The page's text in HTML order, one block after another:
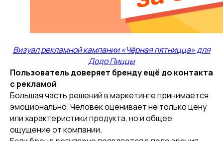
Визуал рекламной кампании «Чёрная пятницца» для
Додо Пиццы
Пользователь доверяет бренду ещё до контакта
с рекламой
Большая часть решений в маркетинге принимается
эмоционально. Человек оценивает не только цену
или характеристики продукта, но и общее
ощущение от компании.